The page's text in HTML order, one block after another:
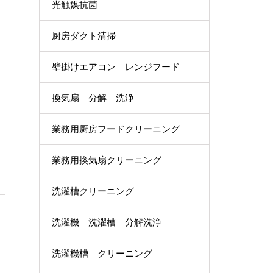
光触媒抗菌
厨房ダクト清掃
壁掛けエアコン レンジフード
換気扇 分解 洗浄
業務用厨房フードクリーニング
業務用換気扇クリーニング
洗濯槽クリーニング
洗濯機 洗濯槽 分解洗浄
洗濯機槽 クリーニング